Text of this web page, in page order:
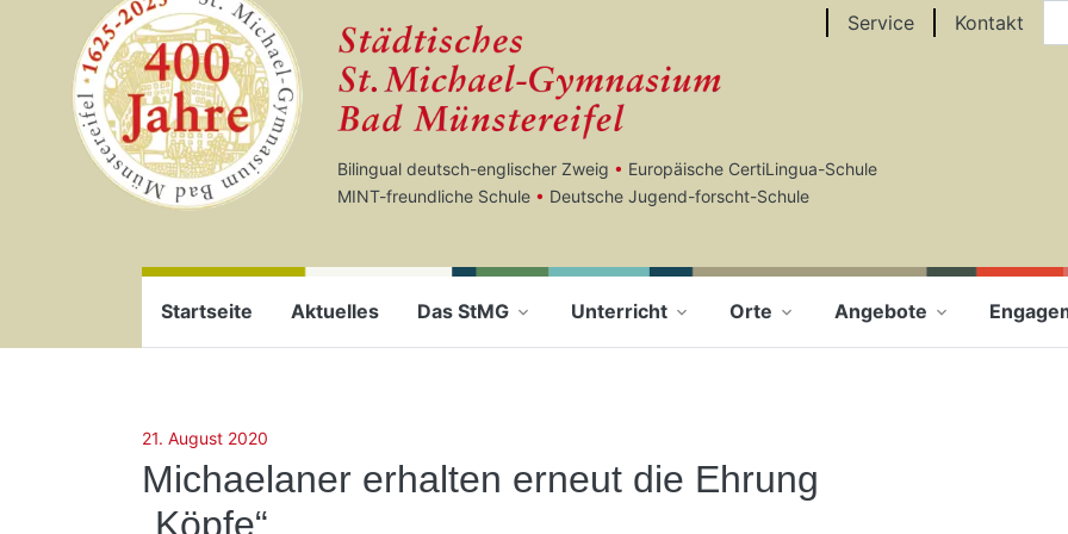
Zum Seiteninhalt springen
Bilingual deutsch-englischer Zweig • Europäische CertiLingua-Schule
MINT-freundliche Schule • Deutsche Jugend-forscht-Schule
Startseite Aktuelles Das StMG Unterricht Orte Angebote
Service Kontakt
21. August 2020
Michaelaner erhalten erneut die Ehrung
„Köpfe“